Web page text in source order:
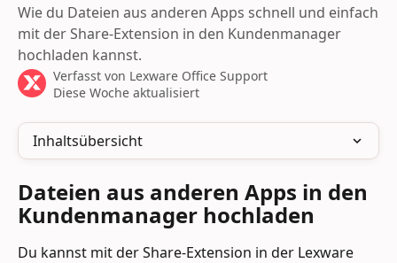
Wie du Dateien aus anderen Apps schnell und einfach
mit der Share-Extension in den Kundenmanager
hochladen kannst.
Verfasst von Lexware Office Support
Diese Woche aktualisiert
Inhaltsübersicht
Dateien aus anderen Apps in den
Kundenmanager hochladen
Du kannst mit der Share-Extension in der Lexware